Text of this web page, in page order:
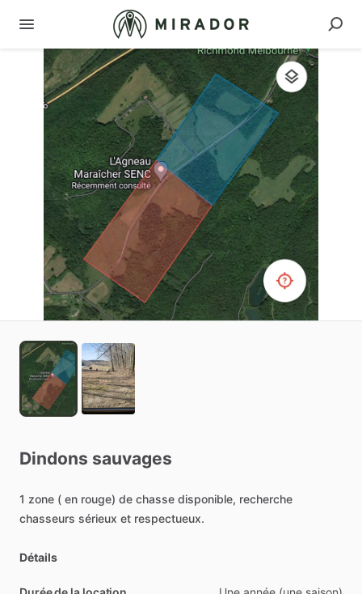
Dindons sauvages
1 zone ( en rouge) de chasse disponible, recherche
chasseurs sérieux et respectueux.
Détails